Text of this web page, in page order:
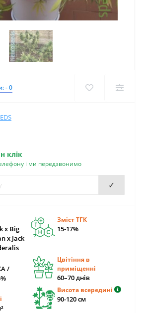
- 0
клік
і ми передзвонимо
✓
x Big
x Jack
Зміст ТГК
15-17%
/
Цвітіння в
приміщенні
60–70 днів
Висота всередині
90-120 cм